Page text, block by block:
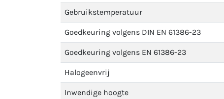
Gebruikstemperatuur
Goedkeuring volgens DIN EN 61386-23
Goedkeuring volgens EN 61386-23
Halogeenvrij
Inwendige hoogte